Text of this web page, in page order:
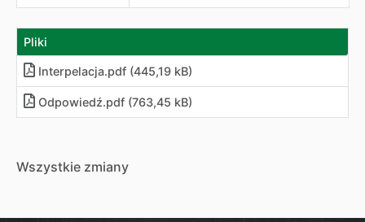
Pliki
Interpelacja.pdf (445,19 kB)
Odpowiedź.pdf (763,45 kB)
Wszystkie zmiany